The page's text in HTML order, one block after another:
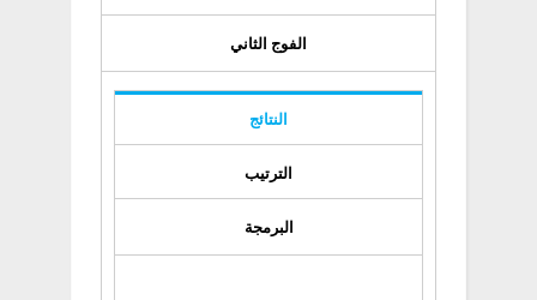
الفوج الثاني
النتائج
الترتيب
البرمجة